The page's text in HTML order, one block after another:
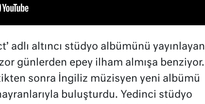
adlı altıncı stüdyo albümünü yayınlayan
zor günlerden epey ilham almışa benziyor.
sonra İngiliz müzisyen yeni albümü
buluşturdu. Yedinci stüdyo